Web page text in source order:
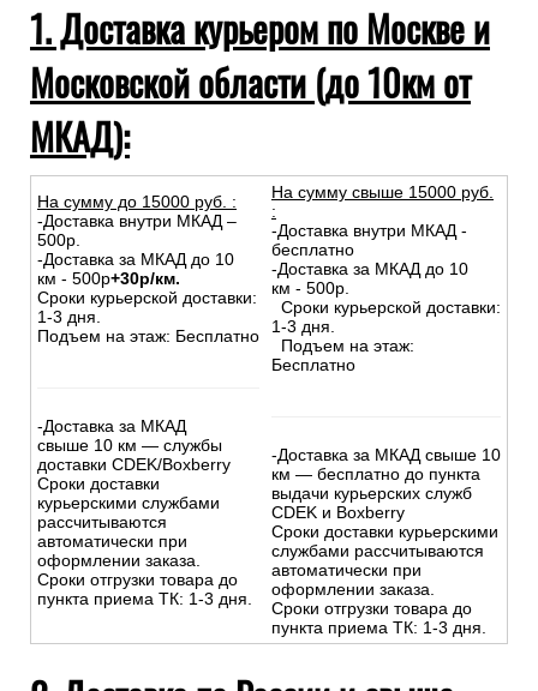
1. Доставка курьером по Москве и
Московской области (до 10км от
МКАД):
На сумму до 15000 руб. :
-Доставка внутри МКАД –
500р.
-Доставка за МКАД до 10
км - 500р+30р/км.
Сроки курьерской доставки:
1-3 дня.
Подъем на этаж: Бесплатно
-Доставка за МКАД
свыше 10 км — службы
доставки CDEK/Boxberry
Сроки доставки
курьерскими службами
рассчитываются
автоматически при
оформлении заказа.
Сроки отгрузки товара до
пункта приема ТК: 1-3 дня.
На сумму свыше 15000 руб.
:
-Доставка внутри МКАД -
бесплатно
-Доставка за МКАД до 10
км - 500р.
Сроки курьерской доставки:
1-3 дня.
Подъем на этаж:
Бесплатно
-Доставка за МКАД свыше 10
км — бесплатно до пункта
выдачи курьерских служб
CDEK и Boxberry
Сроки доставки курьерскими
службами рассчитываются
автоматически при
оформлении заказа.
Сроки отгрузки товара до
пункта приема ТК: 1-3 дня.